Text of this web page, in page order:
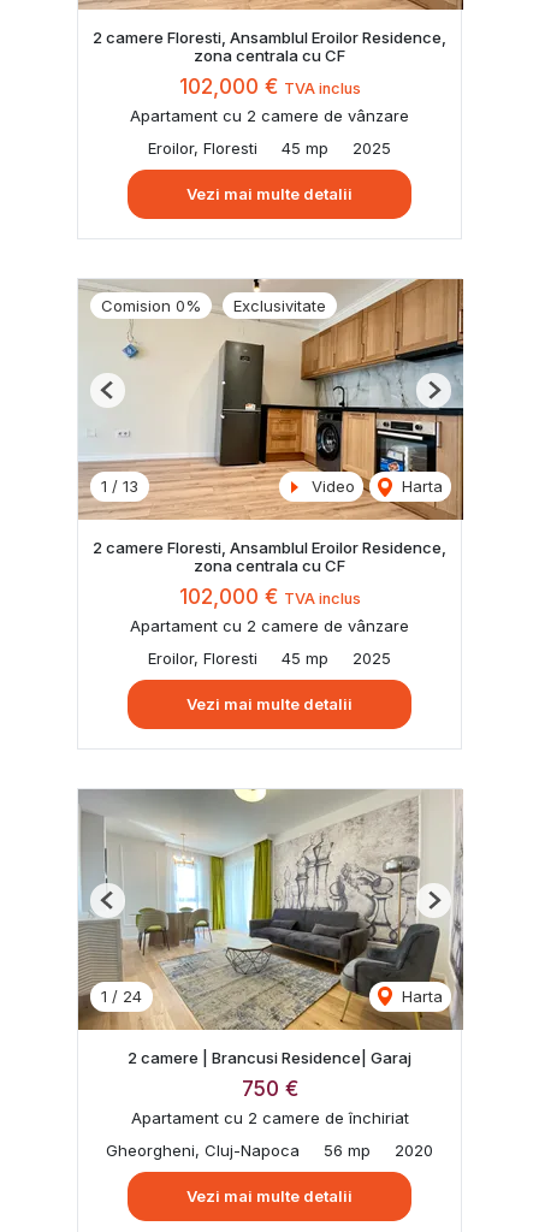
2 camere Floresti, Ansamblul Eroilor Residence,
zona centrala cu CF
102,000 € TVA inclus
Apartament cu 2 camere de vânzare
Eroilor, Floresti
45 mp 2025
Vezi mai multe detalii
Comision 0% Exclusivitate
1 / 13 Video Harta
Previous Next
2 camere Floresti, Ansamblul Eroilor Residence,
zona centrala cu CF
102,000 € TVA inclus
Apartament cu 2 camere de vânzare
Eroilor, Floresti
45 mp 2025
Vezi mai multe detalii
1 / 24 Harta
Previous Next
2 camere | Brancusi Residence| Garaj
750 €
Apartament cu 2 camere de închiriat
Gheorgheni, Cluj-Napoca
56 mp 2020
Vezi mai multe detalii